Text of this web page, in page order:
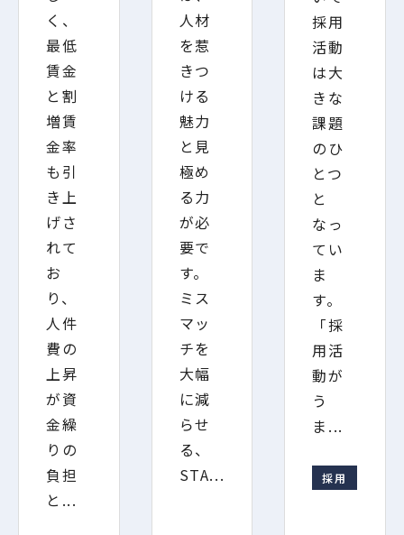
く、
最低
賃金
と割
増賃
金率
も引
き上
げさ
れて
お
り、
人件
費の
上昇
が資
金繰
りの
負担
と...
人材
を惹
きつ
ける
魅力
と見
極め
る力
が必
要で
す。
ミス
マッ
チを
大幅
に減
らせ
る、
STA...
採用
活動
は大
きな
課題
のひ
とつ
と
なっ
てい
ま
す。
「採
用活
動が
う
ま...
採用